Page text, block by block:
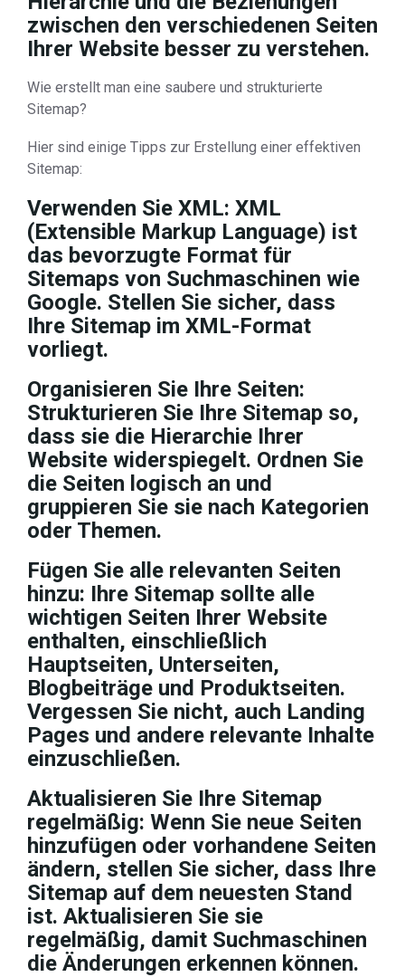
zwischen den verschiedenen Seiten
Ihrer Website besser zu verstehen.
Wie erstellt man eine saubere und strukturierte
Sitemap?
Hier sind einige Tipps zur Erstellung einer effektiven
Sitemap:
Verwenden Sie XML: XML
(Extensible Markup Language) ist
das bevorzugte Format für
Sitemaps von Suchmaschinen wie
Google. Stellen Sie sicher, dass
Ihre Sitemap im XML-Format
vorliegt.
Organisieren Sie Ihre Seiten:
Strukturieren Sie Ihre Sitemap so,
dass sie die Hierarchie Ihrer
Website widerspiegelt. Ordnen Sie
die Seiten logisch an und
gruppieren Sie sie nach Kategorien
oder Themen.
Fügen Sie alle relevanten Seiten
hinzu: Ihre Sitemap sollte alle
wichtigen Seiten Ihrer Website
enthalten, einschließlich
Hauptseiten, Unterseiten,
Blogbeiträge und Produktseiten.
Vergessen Sie nicht, auch Landing
Pages und andere relevante Inhalte
einzuschließen.
Aktualisieren Sie Ihre Sitemap
regelmäßig: Wenn Sie neue Seiten
hinzufügen oder vorhandene Seiten
ändern, stellen Sie sicher, dass Ihre
Sitemap auf dem neuesten Stand
ist. Aktualisieren Sie sie
regelmäßig, damit Suchmaschinen
die Änderungen erkennen können.